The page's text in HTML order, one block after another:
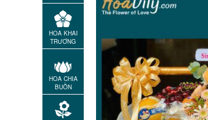
HOA KHAI
TRƯƠNG
HOA CHIA
BUỒN